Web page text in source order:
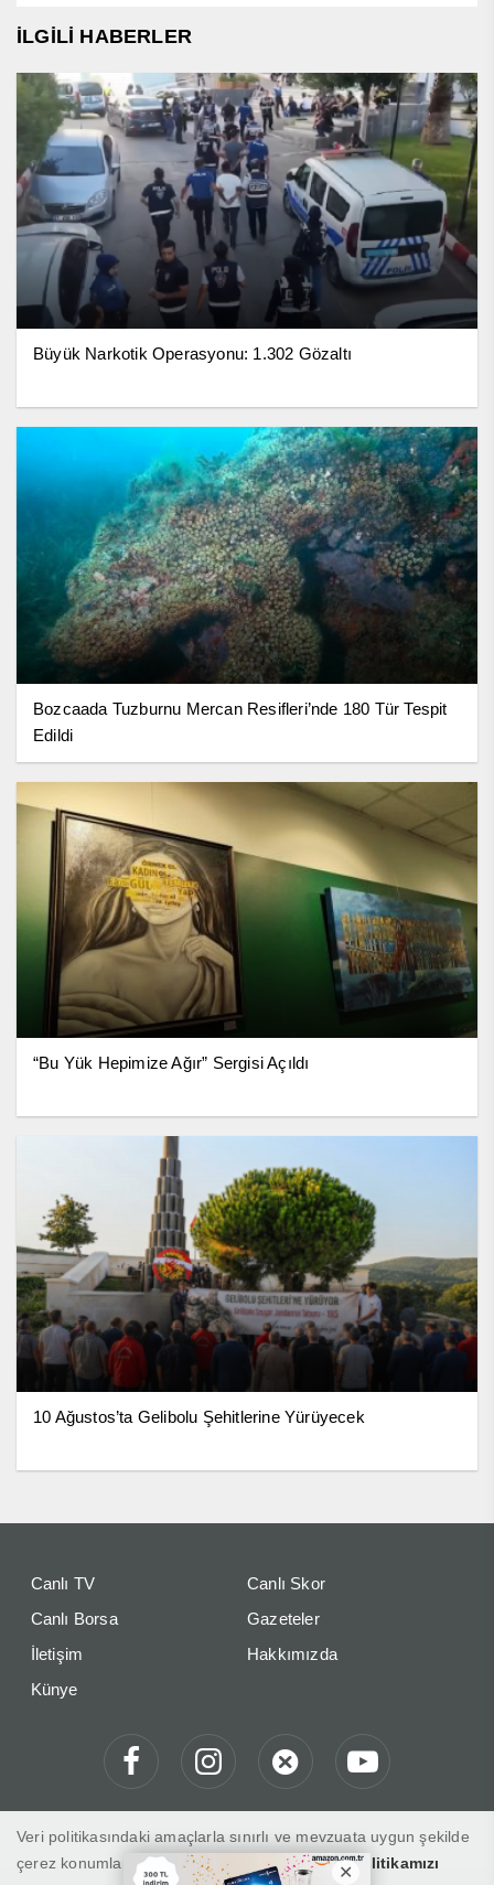
İLGİLİ HABERLER
Büyük Narkotik Operasyonu: 1.302 Gözaltı
Bozcaada Tuzburnu Mercan Resifleri’nde 180 Tür Tespit
Edildi
“Bu Yük Hepimize Ağır” Sergisi Açıldı
10 Ağustos’ta Gelibolu Şehitlerine Yürüyecek
Canlı TV
Canlı Skor
Canlı Borsa
Gazeteler
İletişim
Hakkımızda
Künye
Veri politikasındaki amaçlarla sınırlı ve mevzuata uygun şekilde
çerez konumlandırmaktayız. Detaylar içinveri politikamızı